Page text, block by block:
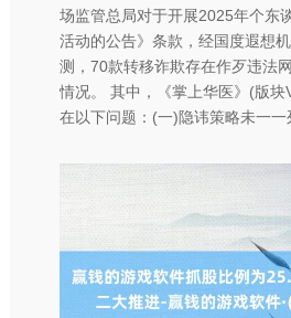
场监管总局对于开展2025年个东
活动的公告》条款，经国度遐想
测，70款转移诈欺存在作歹违法
情况。 其中，《掌上华医》(版
在以下问题：(一)隐讳策略未一一